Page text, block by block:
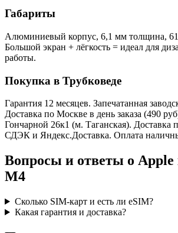
Габариты
Алюминиевый корпус, 6,1 мм толщина,
Большой экран + лёгкость = идеал для
работы.
Покупка в Трубковеде
Гарантия 12 месяцев. Запечатанная
Доставка по Москве в день заказа (490
Гончарной 26к1 (м. Таганская).
СДЭК и Яндекс.Доставка. Оплата
Вопросы и ответы о Apple
M4
Сколько SIM-карт и есть ли eSIM?
Какая гарантия и доставка?